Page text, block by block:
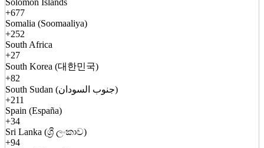
Solomon Islands
+677
Somalia (Soomaaliya)
+252
South Africa
+27
South Korea (대한민국)
+82
South Sudan (جنوب السودان)
+211
Spain (España)
+34
Sri Lanka (ශ්‍රී ලංකාව)
+94